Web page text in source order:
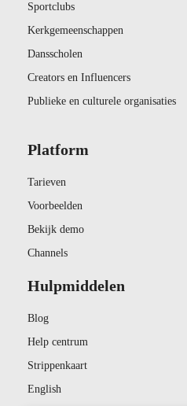
Sportclubs
Kerkgemeenschappen
Dansscholen
Creators en Influencers
Publieke en culturele organisaties
Platform
Tarieven
Voorbeelden
Bekijk demo
Channels
Hulpmiddelen
Blog
Help centrum
Strippenkaart
English